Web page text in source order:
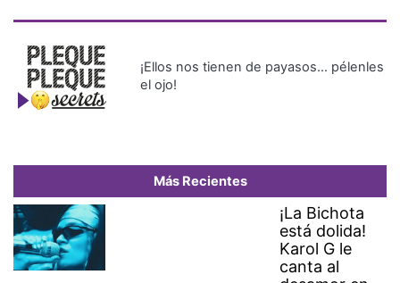
¡Ellos nos tienen de payasos… pélenles
el ojo!
Más Recientes
¡La Bichota
está dolida!
Karol G le
canta al